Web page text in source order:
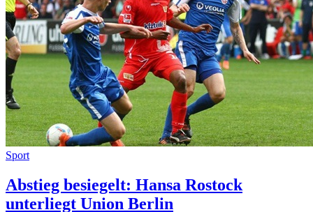
Sport
Abstieg besiegelt: Hansa Rostock
unterliegt Union Berlin